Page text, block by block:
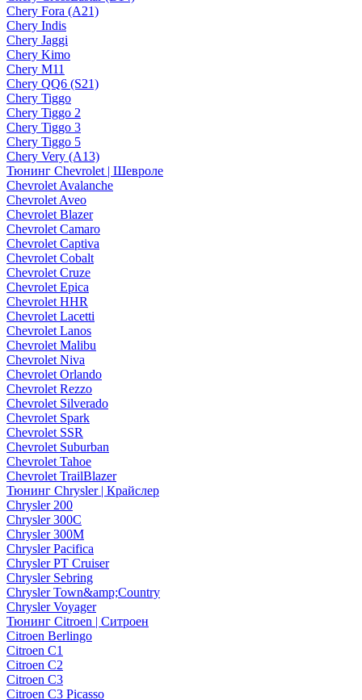
Chery Fora (A21)
Chery Indis
Chery Jaggi
Chery Kimo
Chery M11
Chery QQ6 (S21)
Chery Tiggo
Chery Tiggo 2
Chery Tiggo 3
Chery Tiggo 5
Chery Very (A13)
Тюнинг Chevrolet | Шевроле
Chevrolet Avalanche
Chevrolet Aveo
Chevrolet Blazer
Chevrolet Camaro
Chevrolet Captiva
Chevrolet Cobalt
Chevrolet Cruze
Chevrolet Epica
Chevrolet HHR
Chevrolet Lacetti
Chevrolet Lanos
Chevrolet Malibu
Chevrolet Niva
Chevrolet Orlando
Chevrolet Rezzo
Chevrolet Silverado
Chevrolet Spark
Chevrolet SSR
Chevrolet Suburban
Chevrolet Tahoe
Chevrolet TrailBlazer
Тюнинг Chrysler | Крайслер
Chrysler 200
Chrysler 300C
Chrysler 300M
Chrysler Pacifica
Chrysler PT Cruiser
Chrysler Sebring
Chrysler Town&amp;Country
Chrysler Voyager
Тюнинг Citroen | Ситроен
Citroen Berlingo
Citroen C1
Citroen C2
Citroen C3
Citroen C3 Picasso